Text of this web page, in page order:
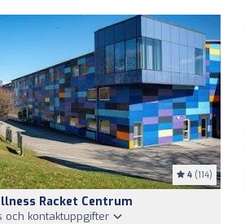
4 (114)
Racket Centrum
och kontaktuppgifter